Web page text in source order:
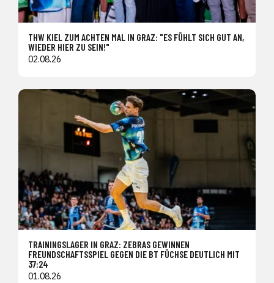
THW KIEL ZUM ACHTEN MAL IN GRAZ: "ES FÜHLT SICH GUT AN,
WIEDER HIER ZU SEIN!"
02.08.26
TRAININGSLAGER IN GRAZ: ZEBRAS GEWINNEN
FREUNDSCHAFTSSPIEL GEGEN DIE BT FÜCHSE DEUTLICH MIT
37:24
01.08.26